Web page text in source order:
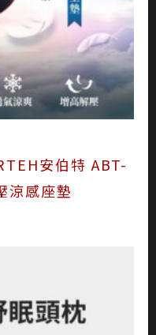
安伯特 ABT-
涼感座墊